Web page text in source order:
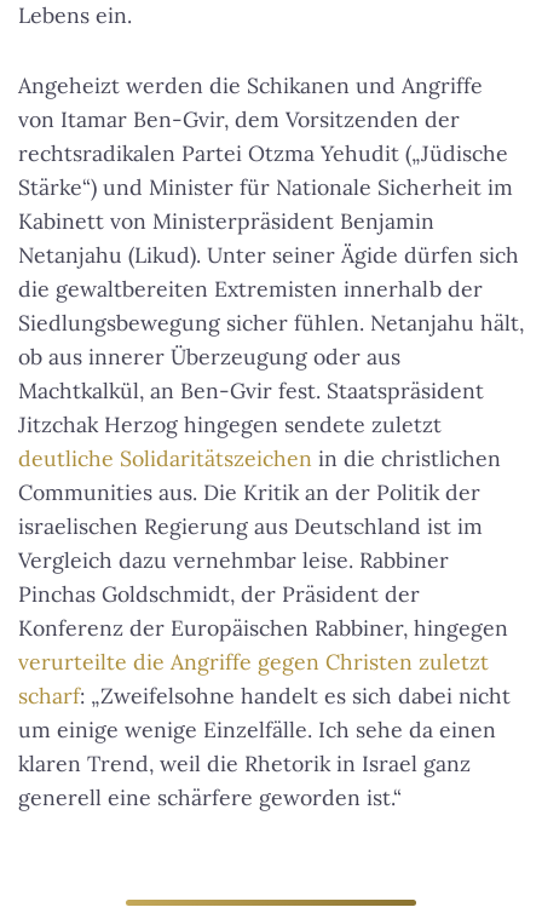
Lebens ein.
Angeheizt werden die Schikanen und Angriffe
von Itamar Ben-Gvir, dem Vorsitzenden der
rechtsradikalen Partei Otzma Yehudit („Jüdische
Stärke“) und Minister für Nationale Sicherheit im
Kabinett von Ministerpräsident Benjamin
Netanjahu (Likud). Unter seiner Ägide dürfen sich
die gewaltbereiten Extremisten innerhalb der
Siedlungsbewegung sicher fühlen. Netanjahu hält,
ob aus innerer Überzeugung oder aus
Machtkalkül, an Ben-Gvir fest. Staatspräsident
Jitzchak Herzog hingegen sendete zuletzt
deutliche Solidaritätszeichen in die christlichen
Communities aus. Die Kritik an der Politik der
israelischen Regierung aus Deutschland ist im
Vergleich dazu vernehmbar leise. Rabbiner
Pinchas Goldschmidt, der Präsident der
Konferenz der Europäischen Rabbiner, hingegen
verurteilte die Angriffe gegen Christen zuletzt
scharf: „Zweifelsohne handelt es sich dabei nicht
um einige wenige Einzelfälle. Ich sehe da einen
klaren Trend, weil die Rhetorik in Israel ganz
generell eine schärfere geworden ist.“